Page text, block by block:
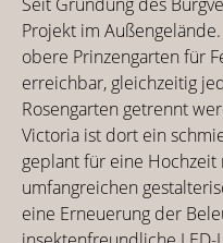
Projekt im
obere Prinzengarten für
erreichbar, gleichzeitig
Rosengarten getrennt
Victoria ist dort ein
geplant für eine
umfangreichen
eine Erneuerung der